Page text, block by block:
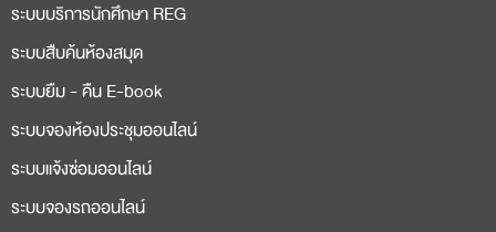
ระบบบริการนักศึกษา REG
ระบบสืบค้นห้องสมุด
ระบบยืม - คืน E-book
ระบบจองห้องประชุมออนไลน์
ระบบแจ้งซ่อมออนไลน์
ระบบจองรถออนไลน์